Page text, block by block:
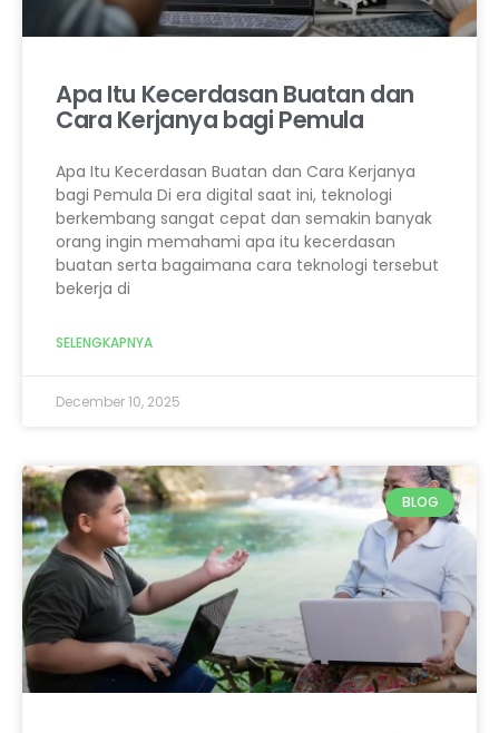
Apa Itu Kecerdasan Buatan dan
Cara Kerjanya bagi Pemula
Apa Itu Kecerdasan Buatan dan Cara Kerjanya
bagi Pemula Di era digital saat ini, teknologi
berkembang sangat cepat dan semakin banyak
orang ingin memahami apa itu kecerdasan
buatan serta bagaimana cara teknologi tersebut
bekerja di
SELENGKAPNYA
December 10, 2025
BLOG